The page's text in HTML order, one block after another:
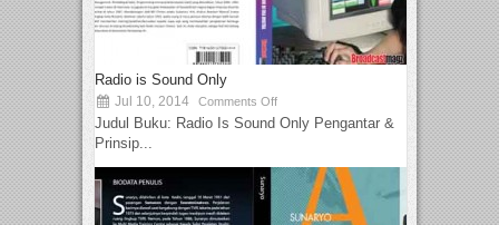
Radio is Sound Only
Jul 10, 2014 Comments Off
Judul Buku: Radio Is Sound Only Pengantar &
Prinsip...